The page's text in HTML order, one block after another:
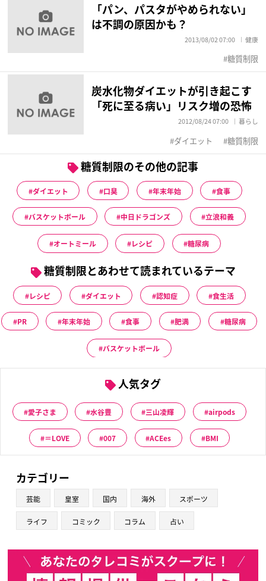
「パン、パスタがやめられない」
は不調の原因かも？
2013/08/02 07:00 健康
糖質制限
炭水化物ダイエットが引き起こす
「死に至る病い」リスク増の恐怖
2012/08/24 07:00 暮らし
ダイエット 糖質制限
糖質制限のその他の記事
ダイエット 口臭 年末年始 食事
バスケットボール 中日ドラゴンズ 立浪和義
オートミール レシピ 糖尿病
糖質制限とあわせて読まれているテーマ
レシピ ダイエット 認知症 食生活
PR 年末年始 食事 肥満 糖尿病
バスケットボール
人気タグ
愛子さま 水谷豊 三山凌輝 airpods
＝LOVE 007 ACEes BMI
カテゴリー
芸能 皇室 国内 海外 スポーツ
ライフ コミック コラム 占い